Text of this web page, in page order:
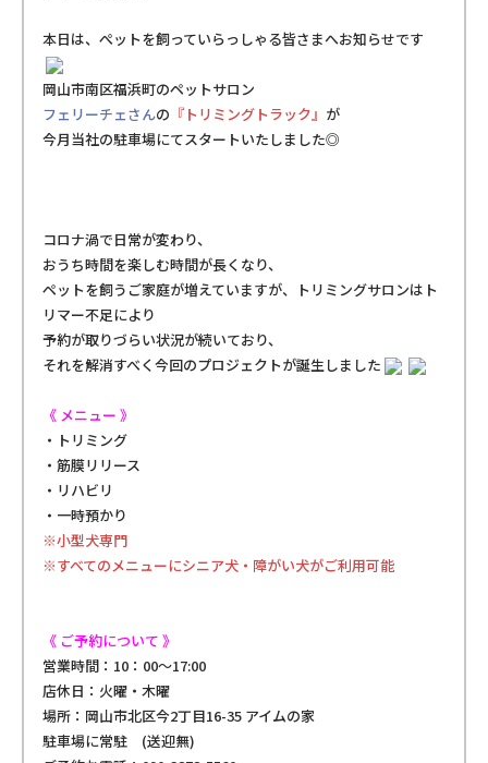
本日は、ぺットを飼っていらっしゃる皆さまへお知らせです
岡山市南区福浜町のペットサロン
フェリーチェさんの 『トリミングトラック』 が
今月当社の駐車場にてスタートいたしました◎
コロナ渦で日常が変わり、
おうち時間を楽しむ時間が長くなり、
ペットを飼うご家庭が増えていますが、トリミングサロンは ト
リマー不足により
予約が取りづらい状況が続いており、
それを解消すべく今回のプロジェクトが誕生しました
《 メニュー 》
・トリミング
・筋膜リリース
・リハビリ
・一時預かり
※小型犬専門
※すべてのメニューにシニア犬・障がい犬がご利用可能
《 ご予約について 》
営業時間 ：10：00～17:00
店休日 ：火曜・木曜
場所 ：岡山市北区今2丁目16-35 アイムの家
駐車場に常駐 (送迎無)